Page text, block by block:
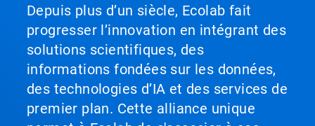
Depuis plus d’un siècle, Ecolab fait
progresser l’innovation en intégrant des
solutions scientifiques, des
informations fondées sur les données,
des technologies d’IA et des services de
premier plan. Cette alliance unique